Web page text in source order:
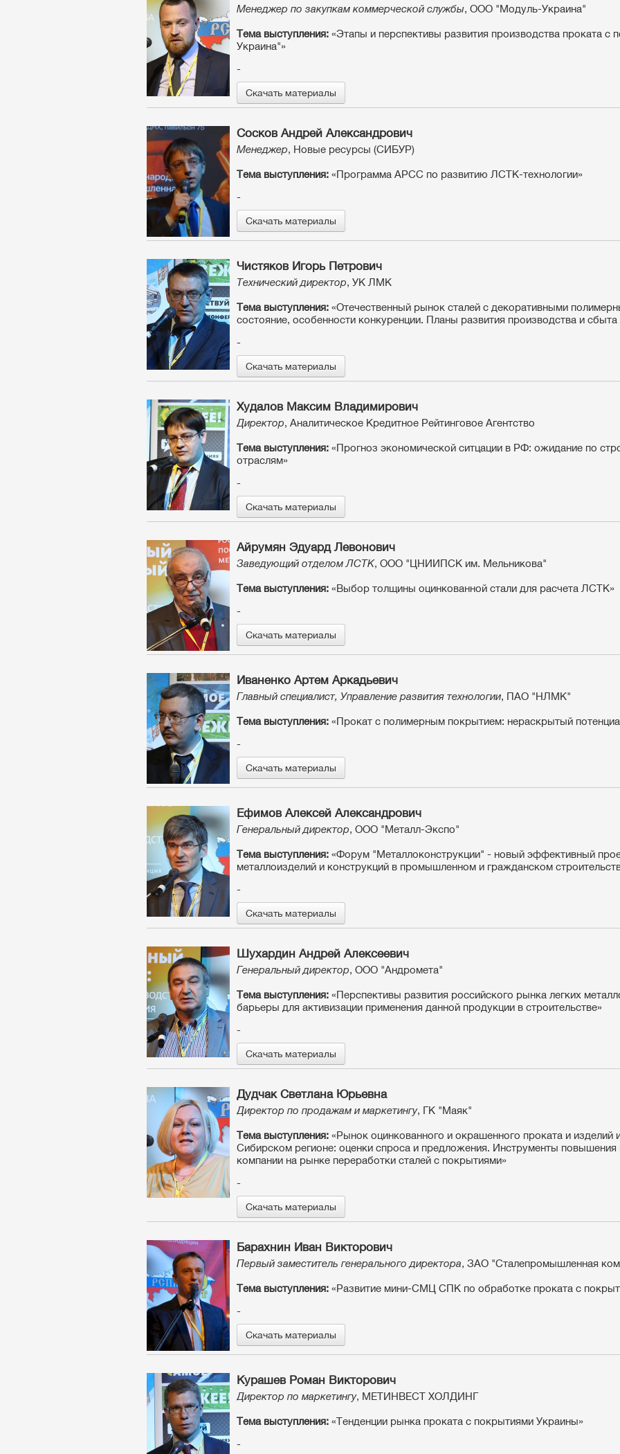
Менеджер по закупкам коммерческой службы, ООО "Модуль-Украина"
Тема выступления: «Этапы и перспективы развития производства проката
Украина"»
-
Скачать материалы
Сосков Андрей Александрович
Менеджер, Новые ресурсы (СИБУР)
Тема выступления: «Программа АРСС по развитию ЛСТК-технологии»
-
Скачать материалы
Чистяков Игорь Петрович
Технический директор, УК ЛМК
Тема выступления: «Отечественный рынок сталей с декоративными
состояние, особенности конкуренции. Планы развития производства и
-
Скачать материалы
Худалов Максим Владимирович
Директор, Аналитическое Кредитное Рейтинговое Агентство
Тема выступления: «Прогноз экономической ситцации в РФ: ожидание по
отраслям»
-
Скачать материалы
Айрумян Эдуард Левонович
Заведующий отделом ЛСТК, ООО "ЦНИИПСК им. Мельникова"
Тема выступления: «Выбор толщины оцинкованной стали для расчета ЛСТК»
-
Скачать материалы
Иваненко Артем Аркадьевич
Главный специалист, Управление развития технологии, ПАО "НЛМК"
Тема выступления: «Прокат с полимерным покрытием: нераскрытый
-
Скачать материалы
Ефимов Алексей Александрович
Генеральный директор, ООО "Металл-Экспо"
Тема выступления: «Форум "Металлоконструкции" - новый эффективный
металлоизделий и конструкций в промышленном и гражданском
-
Скачать материалы
Шухардин Андрей Алексеевич
Генеральный директор, ООО "Андромета"
Тема выступления: «Перспективы развития российского рынка легких
барьеры для активизации применения данной продукции в строительстве»
-
Скачать материалы
Дудчак Светлана Юрьевна
Директор по продажам и маркетингу, ГК "Маяк"
Тема выступления: «Рынок оцинкованного и окрашенного проката и
Сибирском регионе: оценки спроса и предложения. Инструменты повышения
компании на рынке переработки сталей с покрытиями»
-
Скачать материалы
Барахнин Иван Викторович
Первый заместитель генерального директора, ЗАО "Сталепромышленная
Тема выступления: «Развитие мини-СМЦ СПК по обработке проката с
-
Скачать материалы
Курашев Роман Викторович
Директор по маркетингу, МЕТИНВЕСТ ХОЛДИНГ
Тема выступления: «Тенденции рынка проката с покрытиями Украины»
-